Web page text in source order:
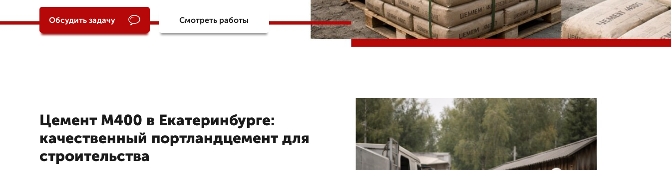
Обсудить задачу Смотреть работы
Цемент М400 в Екатеринбурге:
качественный портландцемент для
строительства